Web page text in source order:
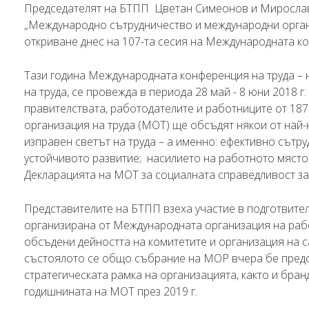
Председателят на БТПП Цветан Симеонов и
„Международно сътрудничество и международни
откриване днес на 107-та сесия на Международната
Тази година Международната конференция на труда
на труда, се провежда в периода 28 май - 8 юни 2018
правителствата, работодателите и работниците от
организация на труда (МОТ) ще обсъдят някои от
изправен светът на труда – а именно: ефективно
устойчивото развитие; насилието на работното
Декларацията на МОТ за социалната справедливост
Представителите на БТПП взеха участие в
организирана от Международната организация на
обсъдени дейността на комитетите и организация
състоялото се общо събрание на МОР вчера бе
стратегическата рамка на организацията, както и
годишнината на МОТ през 2019 г.